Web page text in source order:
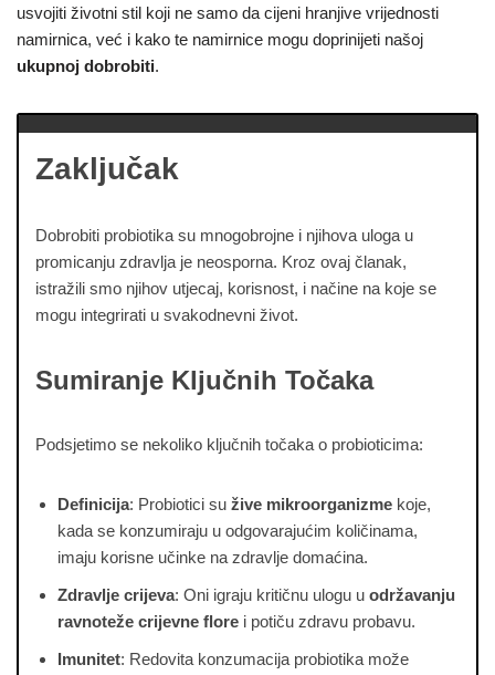
usvojiti životni stil koji ne samo da cijeni hranjive vrijednosti
namirnica, već i kako te namirnice mogu doprinijeti našoj
ukupnoj dobrobiti.
Zaključak
Dobrobiti probiotika su mnogobrojne i njihova uloga u
promicanju zdravlja je neosporna. Kroz ovaj članak,
istražili smo njihov utjecaj, korisnost, i načine na koje se
mogu integrirati u svakodnevni život.
Sumiranje Ključnih Točaka
Podsjetimo se nekoliko ključnih točaka o probioticima:
Definicija: Probiotici su žive mikroorganizme koje,
kada se konzumiraju u odgovarajućim količinama,
imaju korisne učinke na zdravlje domaćina.
Zdravlje crijeva: Oni igraju kritičnu ulogu u održavanju
ravnoteže crijevne flore i potiču zdravu probavu.
Imunitet: Redovita konzumacija probiotika može